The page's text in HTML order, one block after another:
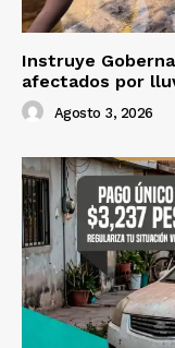
Instruye
afectados por
Agosto 3, 2026